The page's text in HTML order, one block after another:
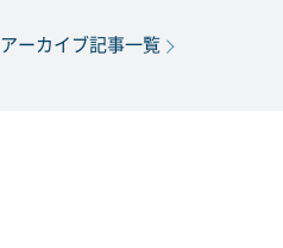
アーカイブ記事一覧